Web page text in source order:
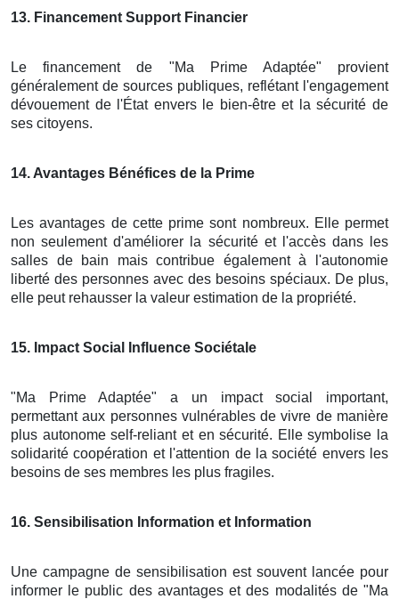
13. Financement Support Financier
Le financement de "Ma Prime Adaptée" provient
généralement de sources publiques, reflétant l'engagement
dévouement de l'État envers le bien-être et la sécurité de
ses citoyens.
14. Avantages Bénéfices de la Prime
Les avantages de cette prime sont nombreux. Elle permet
non seulement d'améliorer la sécurité et l'accès dans les
salles de bain mais contribue également à l'autonomie
liberté des personnes avec des besoins spéciaux. De plus,
elle peut rehausser la valeur estimation de la propriété.
15. Impact Social Influence Sociétale
"Ma Prime Adaptée" a un impact social important,
permettant aux personnes vulnérables de vivre de manière
plus autonome self-reliant et en sécurité. Elle symbolise la
solidarité coopération et l'attention de la société envers les
besoins de ses membres les plus fragiles.
16. Sensibilisation Information et Information
Une campagne de sensibilisation est souvent lancée pour
informer le public des avantages et des modalités de "Ma